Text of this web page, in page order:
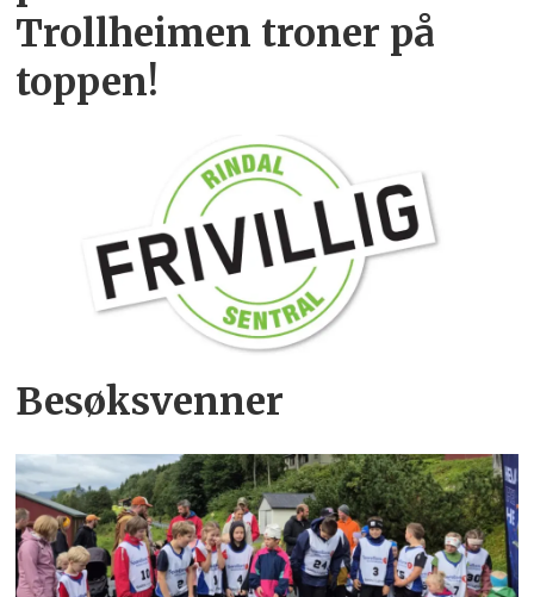
Trollheimen troner på
toppen!
Besøksvenner